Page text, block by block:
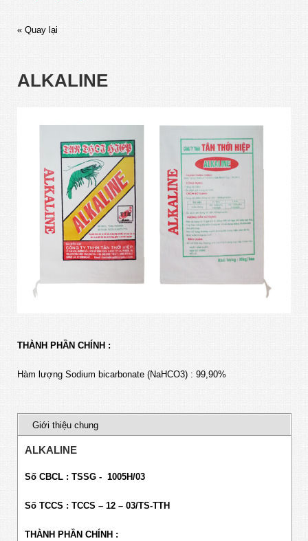
« Quay lại
ALKALINE
THÀNH PHẦN CHÍNH :
Hàm lượng Sodium bicarbonate (NaHCO3) : 99,90%
Giới thiệu chung
ALKALINE
Số CBCL : TSSG - 1005H/03
Số TCCS : TCCS – 12 – 03/TS-TTH
THÀNH PHẦN CHÍNH :